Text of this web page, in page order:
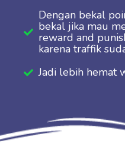
Dengan bekal
bekal jika mau
reward and
karena traffik
Jadi lebih hemat